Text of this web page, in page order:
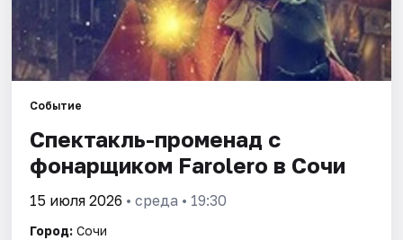
Спорт
События
Города
Площадки
Событие
Спектакль-променад с
фонарщиком Farolero в Сочи
15 июля 2026 • среда • 19:30
Город: Сочи